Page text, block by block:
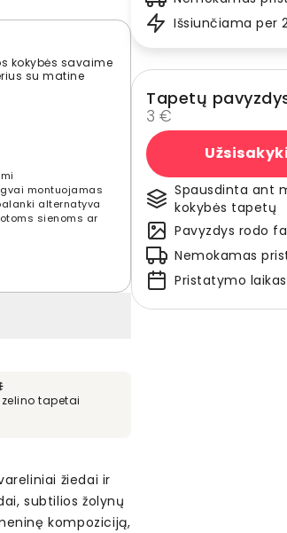
kokybės savaime
su matine
montuojamas
alternatyva
sienoms ar
tapetai
žiedai ir
subtilios žolynų
kompoziciją,
Išsiunčiama per
Tapetų
3 €
Spausdinta ant
kokybės tapetų
Pavyzdys rodo
Nemokamas
Pristatymo